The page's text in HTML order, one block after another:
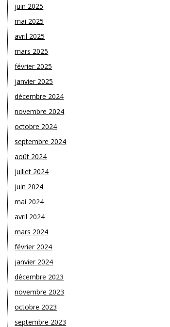
juin 2025
mai 2025
avril 2025
mars 2025
février 2025
janvier 2025
décembre 2024
novembre 2024
octobre 2024
septembre 2024
août 2024
juillet 2024
juin 2024
mai 2024
avril 2024
mars 2024
février 2024
janvier 2024
décembre 2023
novembre 2023
octobre 2023
septembre 2023